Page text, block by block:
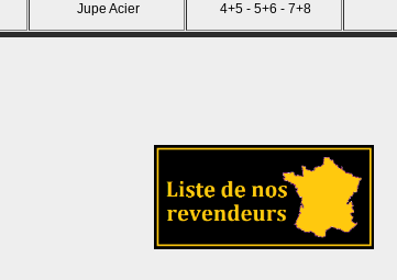
Jupe Acier 4+5 - 5+6 - 7+8